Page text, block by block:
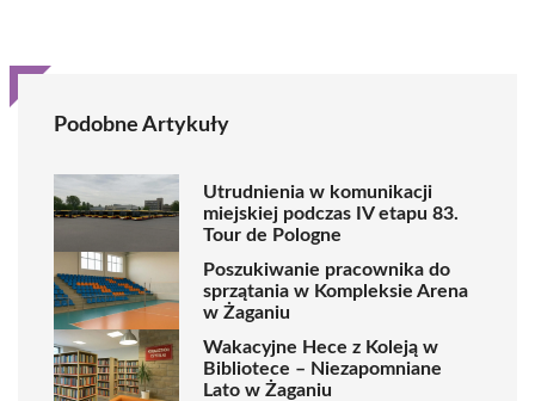
Podobne Artykuły
Utrudnienia w komunikacji
miejskiej podczas IV etapu 83.
Tour de Pologne
Poszukiwanie pracownika do
sprzątania w Kompleksie Arena
w Żaganiu
Wakacyjne Hece z Koleją w
Bibliotece – Niezapomniane
Lato w Żaganiu